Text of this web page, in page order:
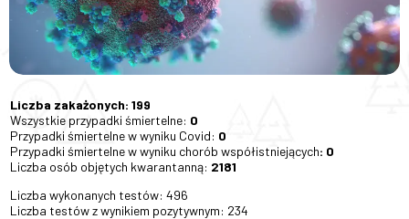
Liczba zakażonych: 199
Wszystkie przypadki śmiertelne: 0
Przypadki śmiertelne w wyniku Covid: 0
Przypadki śmiertelne w wyniku chorób współistniejących: 0
Liczba osób objętych kwarantanną: 2181
Liczba wykonanych testów: 496
Liczba testów z wynikiem pozytywnym: 234